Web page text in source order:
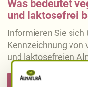
Was bedeutet
und laktosefrei
Informieren Sie sich
Kennzeichnung von
und laktosefreien
Hier informieren